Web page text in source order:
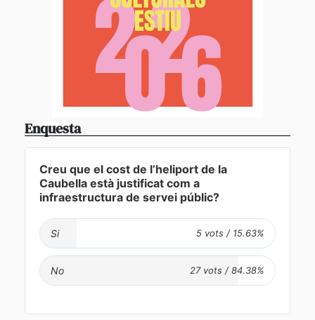
Enquesta
Creu que el cost de l’heliport de la
Caubella està justificat com a
infraestructura de servei públic?
Si
No